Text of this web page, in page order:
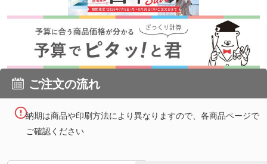
ご注文の流れ
納期は商品や印刷方法により異なりますので、各商品ページで
ご確認ください